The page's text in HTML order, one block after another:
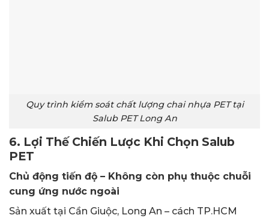
Quy trình kiểm soát chất lượng chai nhựa PET tại
Salub PET Long An
6. Lợi Thế Chiến Lược Khi Chọn Salub
PET
Chủ động tiến độ – Không còn phụ thuộc chuỗi
cung ứng nước ngoài
Sản xuất tại Cần Giuộc, Long An – cách TP.HCM